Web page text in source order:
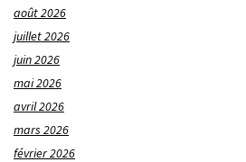
août 2026
juillet 2026
juin 2026
mai 2026
avril 2026
mars 2026
février 2026